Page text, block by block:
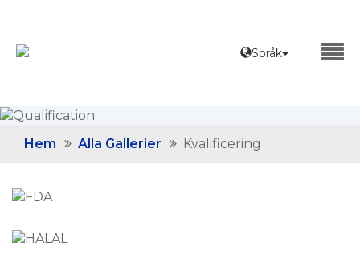
Språk
Hem Alla Gallerier Kvalificering